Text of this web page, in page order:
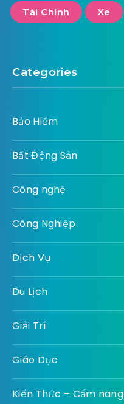
Tài Chính Xe
Categories
Bảo Hiểm
Bất Động Sản
Công nghệ
Công Nghiệp
Dịch Vụ
Du Lịch
Giải Trí
Giáo Dục
Kiến Thức – Cẩm nang